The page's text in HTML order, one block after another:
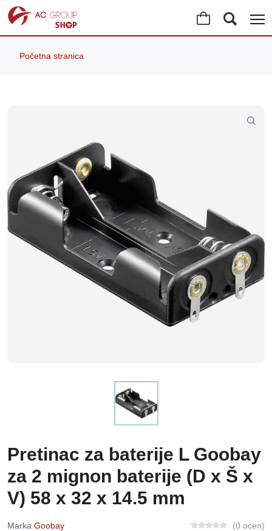
Početna stranica
Pretinac za baterije L Goobay
za 2 mignon baterije (D x Š x
V) 58 x 32 x 14.5 mm
Marka Goobay (0 ocen)